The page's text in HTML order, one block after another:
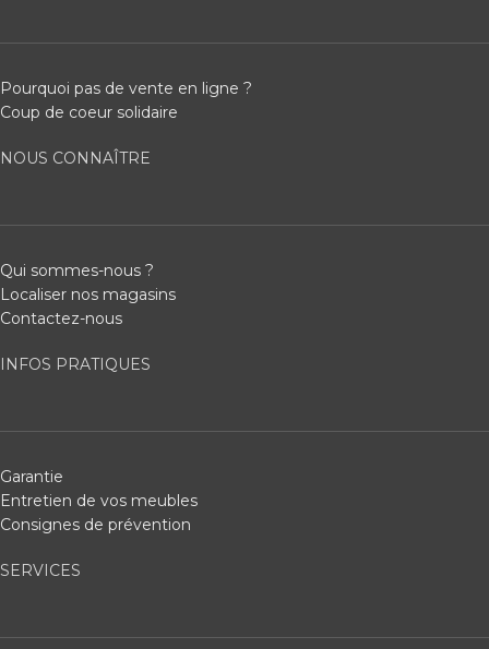
Pourquoi pas de vente en ligne ?
Coup de coeur solidaire
NOUS CONNAÎTRE
Qui sommes-nous ?
Localiser nos magasins
Contactez-nous
INFOS PRATIQUES
Garantie
Entretien de vos meubles
Consignes de prévention
SERVICES